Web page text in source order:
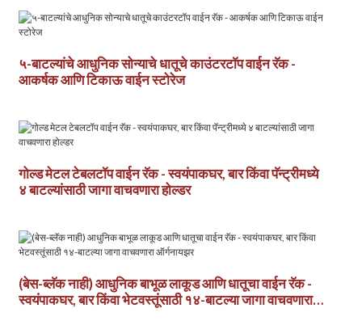
५-बाटल्यांचे आधुनिक सोन्याचे धातूचे काउंटरटॉप वाईन रॅक -
आकर्षक आणि टिकाऊ वाईन स्टोरेज
गोल्ड मेटल टेबलटॉप वाईन रॅक - स्वयंपाकघर, बार किंवा पॅन्ट्रीमध्ये
४ बाटल्यांसाठी जागा वाचवणारा होल्डर
(बेस-ब्लॅक नाही) आधुनिक बाभूळ लाकूड आणि धातूचा वाईन रॅक -
स्वयंपाकघर, बार किंवा भेटवस्तूंसाठी १४-बाटल्या जागा वाचवणारा